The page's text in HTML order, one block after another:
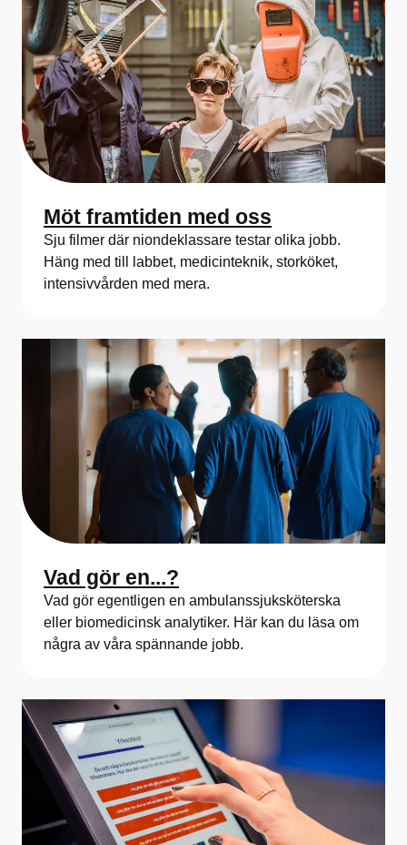
Möt framtiden med oss
Sju filmer där niondeklassare testar olika jobb.
Häng med till labbet, medicinteknik, storköket,
intensivvården med mera.
Vad gör en...?
Vad gör egentligen en ambulanssjuksköterska
eller biomedicinsk analytiker. Här kan du läsa om
några av våra spännande jobb.